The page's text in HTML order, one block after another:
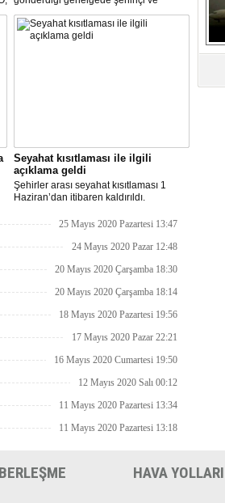
şehirlerarası yolcu taşımacılığında
yüzde 50 kapasite kullanma
zorunluluğunu kaldırdı.
Seyahat kısıtlaması ile ilgili
açıklama geldi
Şehirler arası seyahat kısıtlaması 1
Haziran’dan itibaren kaldırıldı.
bazı şehirler için seyahat kısıtlaması
25 Mayıs 2020 Pazartesi 13:47
24 Mayıs 2020 Pazar 12:48
20 Mayıs 2020 Çarşamba 18:30
20 Mayıs 2020 Çarşamba 18:14
18 Mayıs 2020 Pazartesi 19:56
17 Mayıs 2020 Pazar 22:21
16 Mayıs 2020 Cumartesi 19:50
12 Mayıs 2020 Salı 00:12
11 Mayıs 2020 Pazartesi 13:34
11 Mayıs 2020 Pazartesi 13:18
HAVA YOLLARI